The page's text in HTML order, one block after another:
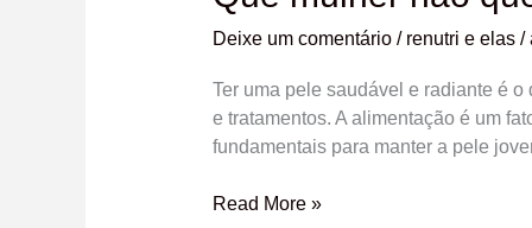
Deixe um comentário / renutri e elas/
Ter uma pele saudável e radiante é
e tratamentos. A alimentação é um
fundamentais para manter a pele
quer
uma
radiante
por
mais
Read More »